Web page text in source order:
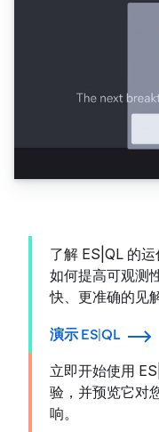
了解 ES|QL 的
如何提高可观测
快、更准确的见解
演示 ES|QL
立即开始使用
验，并预览它对
响。